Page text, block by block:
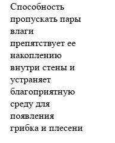
Способность
пропускать пары
влаги
препятствует ее
накоплению
внутри стены и
устраняет
благоприятную
среду для
появления
грибка и плесени